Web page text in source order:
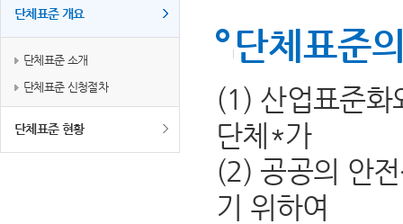
단체표준 개요
단체표준 소개
단체표준 신청절차
단체표준 현황
단체표준
(1) 산업표준화
단체*가
(2) 공공의 안
기 위하여